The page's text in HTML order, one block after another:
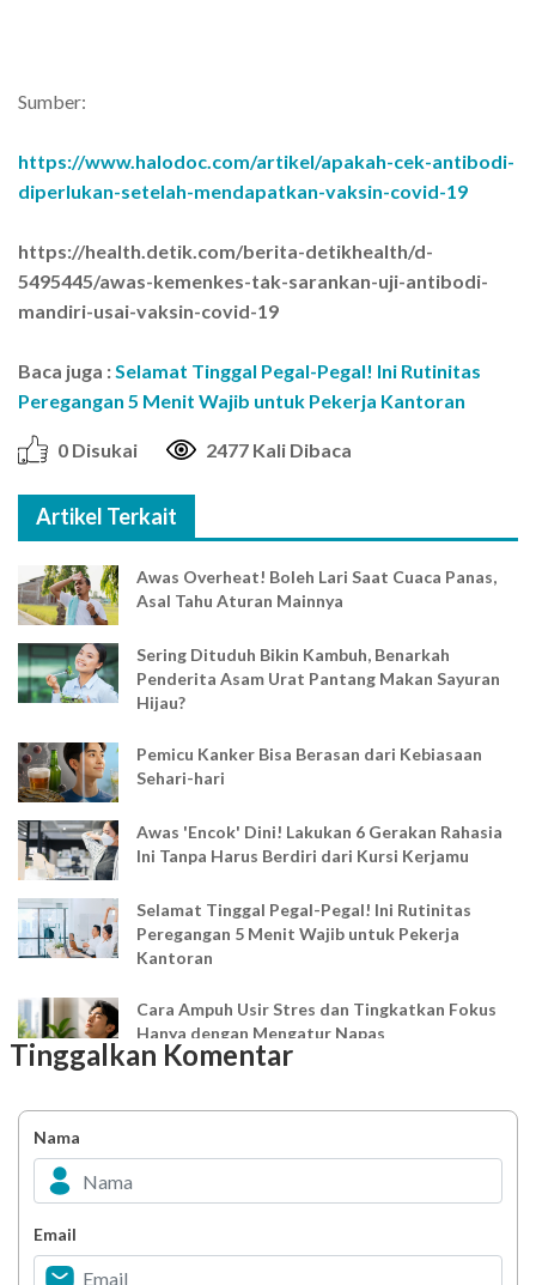
Sumber:
https://www.halodoc.com/artikel/apakah-cek-antibodi-
diperlukan-setelah-mendapatkan-vaksin-covid-19
https://health.detik.com/berita-detikhealth/d-
5495445/awas-kemenkes-tak-sarankan-uji-antibodi-
mandiri-usai-vaksin-covid-19
Baca juga :Selamat Tinggal Pegal-Pegal! Ini Rutinitas
Peregangan 5 Menit Wajib untuk Pekerja Kantoran
0 Disukai 2477 Kali Dibaca
Artikel Terkait
Awas Overheat! Boleh Lari Saat Cuaca Panas,
Asal Tahu Aturan Mainnya
Sering Dituduh Bikin Kambuh, Benarkah
Penderita Asam Urat Pantang Makan Sayuran
Hijau?
Pemicu Kanker Bisa Berasan dari Kebiasaan
Sehari-hari
Awas 'Encok' Dini! Lakukan 6 Gerakan Rahasia
Ini Tanpa Harus Berdiri dari Kursi Kerjamu
Selamat Tinggal Pegal-Pegal! Ini Rutinitas
Peregangan 5 Menit Wajib untuk Pekerja
Kantoran
Cara Ampuh Usir Stres dan Tingkatkan Fokus
Hanya dengan Mengatur Napas
Bahagia dalam Tubuh
Minuman Manis, Teman atau Ancaman?
Tinggalkan Komentar
Nama
Email